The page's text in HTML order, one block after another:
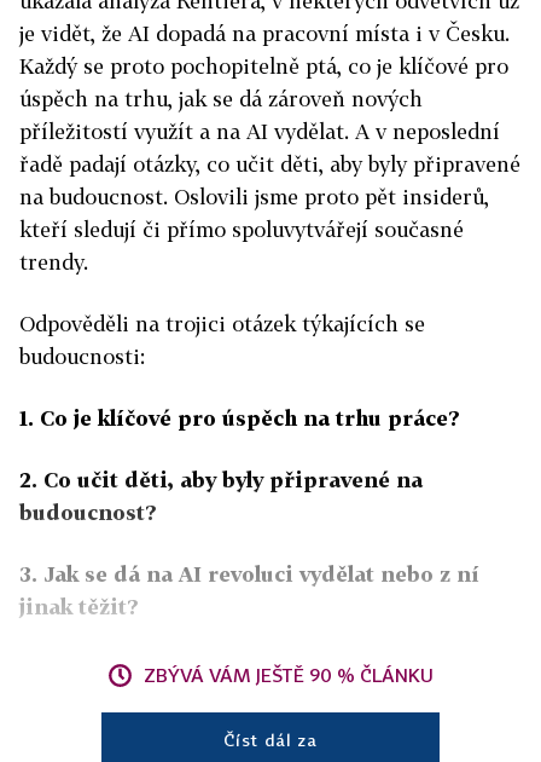
je vidět, že AI dopadá na pracovní místa i v Česku.
Každý se proto pochopitelně ptá, co je klíčové pro
úspěch na trhu, jak se dá zároveň nových
příležitostí využít a na AI vydělat. A v neposlední
řadě padají otázky, co učit děti, aby byly připravené
na budoucnost. Oslovili jsme proto pět insiderů,
kteří sledují či přímo spoluvytvářejí současné
trendy.
Odpověděli na trojici otázek týkajících se
budoucnosti:
1. Co je klíčové pro úspěch na trhu práce?
2. Co učit děti, aby byly připravené na
budoucnost?
3. Jak se dá na AI revoluci vydělat nebo z ní
jinak těžit?
ZBÝVÁ VÁM JEŠTĚ 90 % ČLÁNKU
Číst dál za